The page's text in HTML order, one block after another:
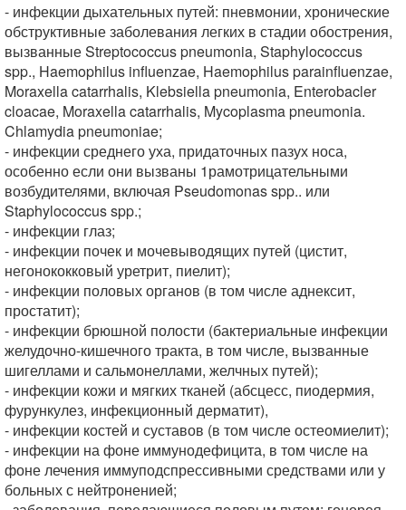
- инфекции дыхательных путей: пневмонии, хронические
обструктивные заболевания легких в стадии обострения,
вызванные Streptococcus pneumonia, Staphylococcus
spp., Haemophilus influenzae, Haemophilus parainfluenzae,
Moraxella catarrhalis, Klebsiella pneumonia, Enterobacler
cloacae, Moraxella catarrhalis, Mycoplasma pneumonia.
Chlamydia pneumoniae;
- инфекции среднего уха, придаточных пазух носа,
особенно если они вызваны 1рамотрицательными
возбудителями, включая Pseudomonas spp.. или
Staphylococcus spp.;
- инфекции глаз;
- инфекции почек и мочевыводящих путей (цистит,
негонококковый уретрит, пиелит);
- инфекции половых органов (в том числе аднексит,
простатит);
- инфекции брюшной полости (бактериальные инфекции
желудочно-кишечного тракта, в том числе, вызванные
шигеллами и сальмонеллами, желчных путей);
- инфекции кожи и мягких тканей (абсцесс, пиодермия,
фурункулез, инфекционный дерматит),
- инфекции костей и суставов (в том числе остеомиелит);
- инфекции на фоне иммунодефицита, в том числе на
фоне лечения иммуподспрессивными средствами или у
больных с нейтроненией;